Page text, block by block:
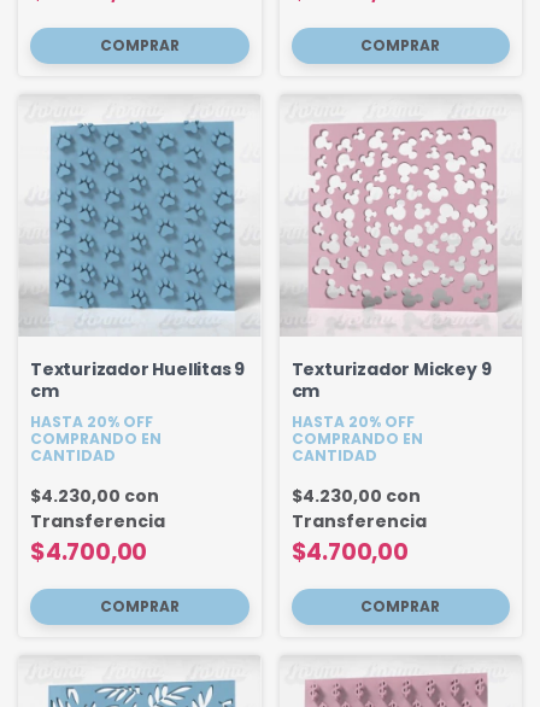
Texturizador Huellitas 9
cm
HASTA 20% OFF
COMPRANDO EN
CANTIDAD
$4.700,00
$4.230,00 con
Transferencia
Texturizador Mickey 9
cm
HASTA 20% OFF
COMPRANDO EN
CANTIDAD
$4.700,00
$4.230,00 con
Transferencia